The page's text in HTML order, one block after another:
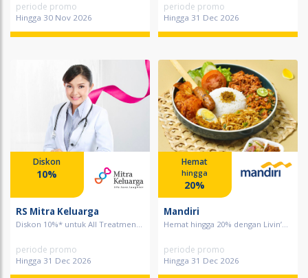
periode promo
Hingga 30 Nov 2026
periode promo
Hingga 31 Dec 2026
Diskon
10%
RS Mitra Keluarga
Diskon 10%* untuk All Treatmen...
periode promo
Hingga 31 Dec 2026
Hemat
hingga
20%
Mandiri
Hemat hingga 20% dengan Livin’...
periode promo
Hingga 31 Dec 2026